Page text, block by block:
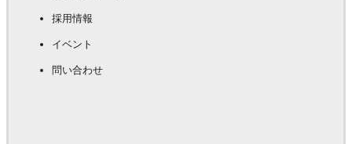
採用情報
イベント
問い合わせ